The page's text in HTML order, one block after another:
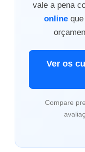
vale a pena
online
Ver os
Compare